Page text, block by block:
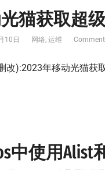
猫获取超
10日 网络, 运维
改):2023年移动光猫获
中使用Alist